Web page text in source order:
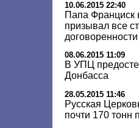
10.06.2015 22:40
Папа Франциск
призывал все
договоренности
08.06.2015 11:09
В УПЦ
Донбасса
28.05.2015 11:46
Русская
почти 170